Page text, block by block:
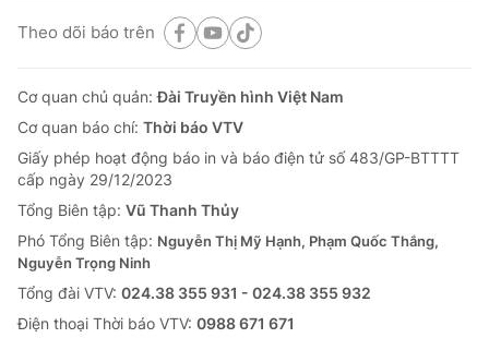
Theo dõi báo trên
Cơ quan chủ quản:Đài Truyền hình Việt Nam
Cơ quan báo chí: Thời báo VTV
Giấy phép hoạt động báo in và báo điện tử số 483/GP-BTTTT
cấp ngày 29/12/2023
Tổng Biên tập: Vũ Thanh Thủy
Phó Tổng Biên tập: Nguyễn Thị Mỹ Hạnh, Phạm Quốc Thắng,
Nguyễn Trọng Ninh
Tổng đài VTV: 024.38 355 931 - 024.38 355 932
Ðiện thoại Thời báo VTV: 0988 671 671